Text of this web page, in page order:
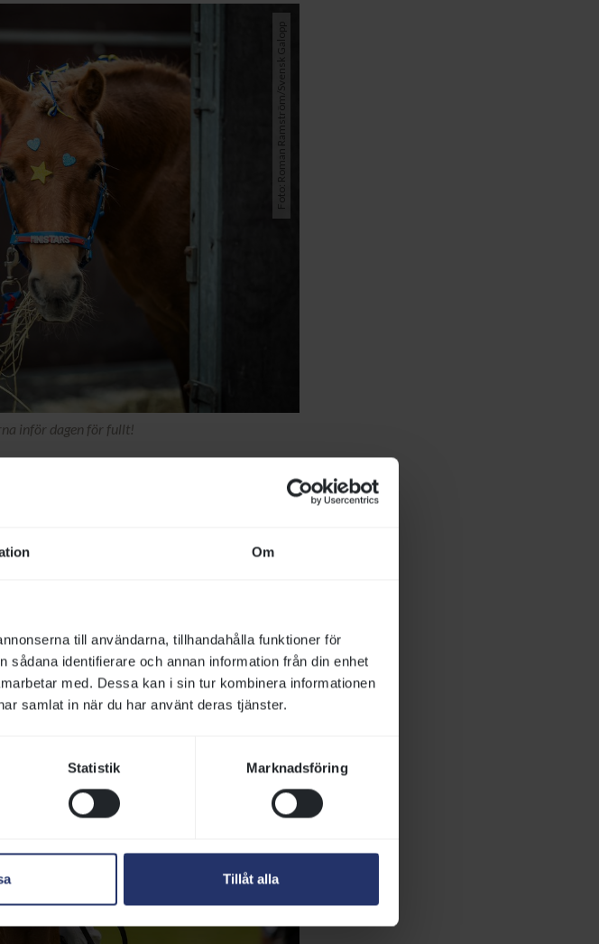
Om
till användarna, tillhandahålla funktioner för
identifierare och annan information från din enhet
med. Dessa kan i sin tur kombinera informationen
samlat in när du har använt deras tjänster.
Statistik Marknadsföring
Tillåt alla
Foto: Roman Ramström/Svensk Galopp
inför dagen för fullt!
Foto: Elina Westrin/Svensk Galopp